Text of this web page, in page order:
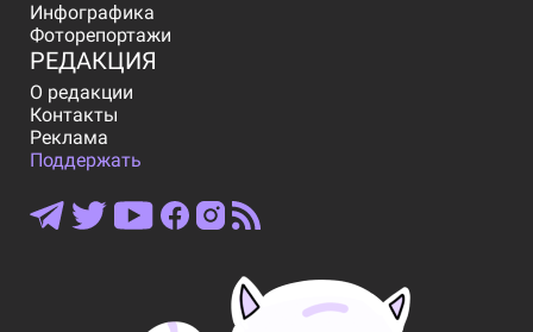
Инфографика
Фоторепортажи
РЕДАКЦИЯ
О редакции
Контакты
Реклама
Поддержать